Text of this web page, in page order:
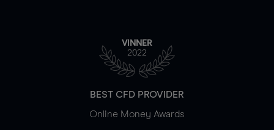
VINNER
2022
BEST CFD PROVIDER
Online Money Awards